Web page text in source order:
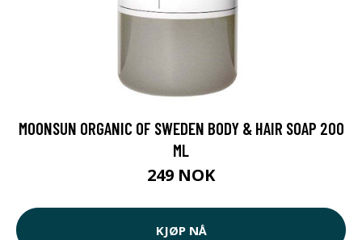
MOONSUN ORGANIC OF SWEDEN BODY & HAIR SOAP 200
ML
249 NOK
KJØP NÅ